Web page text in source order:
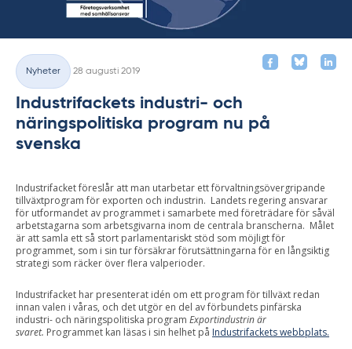
Kategorier
Nyheter
28 augusti 2019
Industrifackets industri- och
näringspolitiska program nu på
svenska
Industrifacket föreslår att man utarbetar ett förvaltningsövergripande
tillväxtprogram för exporten och industrin. Landets regering ansvarar
för utformandet av programmet i samarbete med företrädare för såväl
arbetstagarna som arbetsgivarna inom de centrala branscherna. Målet
är att samla ett så stort parlamentariskt stöd som möjligt för
programmet, som i sin tur försäkrar förutsättningarna för en långsiktig
strategi som räcker över flera valperioder.
Industrifacket har presenterat idén om ett program för tillväxt redan
innan valen i våras, och det utgör en del av förbundets pinfärska
industri- och näringspolitiska program Exportindustrin är
svaret. Programmet kan läsas i sin helhet på Industrifackets webbplats.